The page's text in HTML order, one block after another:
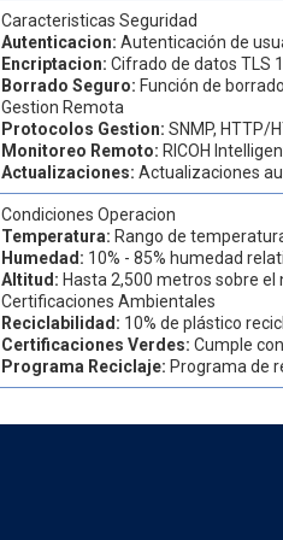
Caracteristicas Seguridad
Autenticacion:Autenticación de
Encriptacion:Cifrado de datos TLS
Borrado Seguro: Función de
Gestion Remota
Protocolos Gestion:SNMP, HTTP/
Monitoreo Remoto: RICOH
Actualizaciones:Actualizaciones
Condiciones Operacion
Temperatura: Rango de
Humedad: 10% - 85% humedad
Altitud: Hasta 2,500 metros sobre el
Certificaciones Ambientales
Reciclabilidad: 10% de plástico
Certificaciones Verdes:Cumple
Programa Reciclaje: Programa de